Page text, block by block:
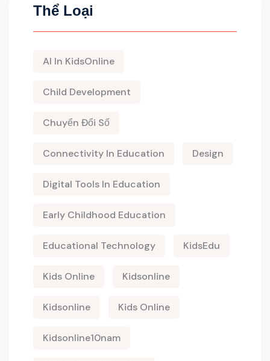
Thể Loại
AI In KidsOnline
Child Development
Chuyển Đổi Số
Connectivity In Education Design
Digital Tools In Education
Early Childhood Education
Educational Technology KidsEdu
Kids Online Kidsonline
Kidsonline Kids Online
Kidsonline10nam